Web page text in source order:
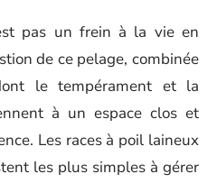
pas un frein à la vie en
de ce pelage, combinée
le tempérament et la
à un espace clos et
Les races à poil laineux
les plus simples à gérer